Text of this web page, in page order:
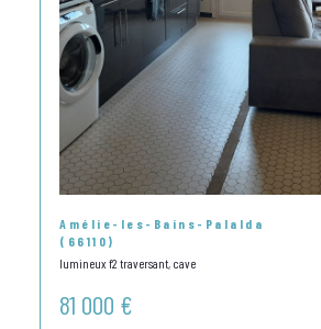
Amélie-les-Bains-Palalda
(66110)
lumineux f2 traversant, cave
81 000 €